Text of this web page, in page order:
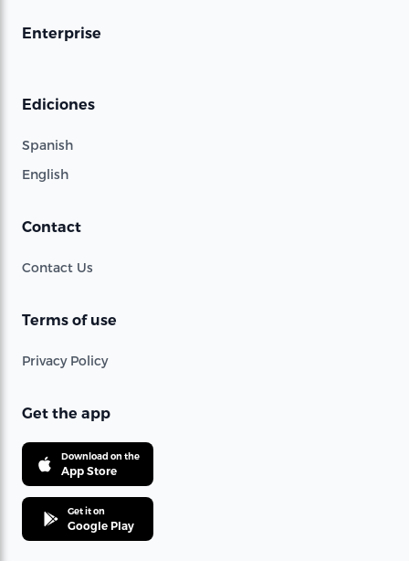
Enterprise
Ediciones
Spanish
English
Contact
Contact Us
Terms of use
Privacy Policy
Get the app
Download on the
App Store
Get it on
Google Play